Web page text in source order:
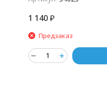
1 140 ₽
Предзаказ